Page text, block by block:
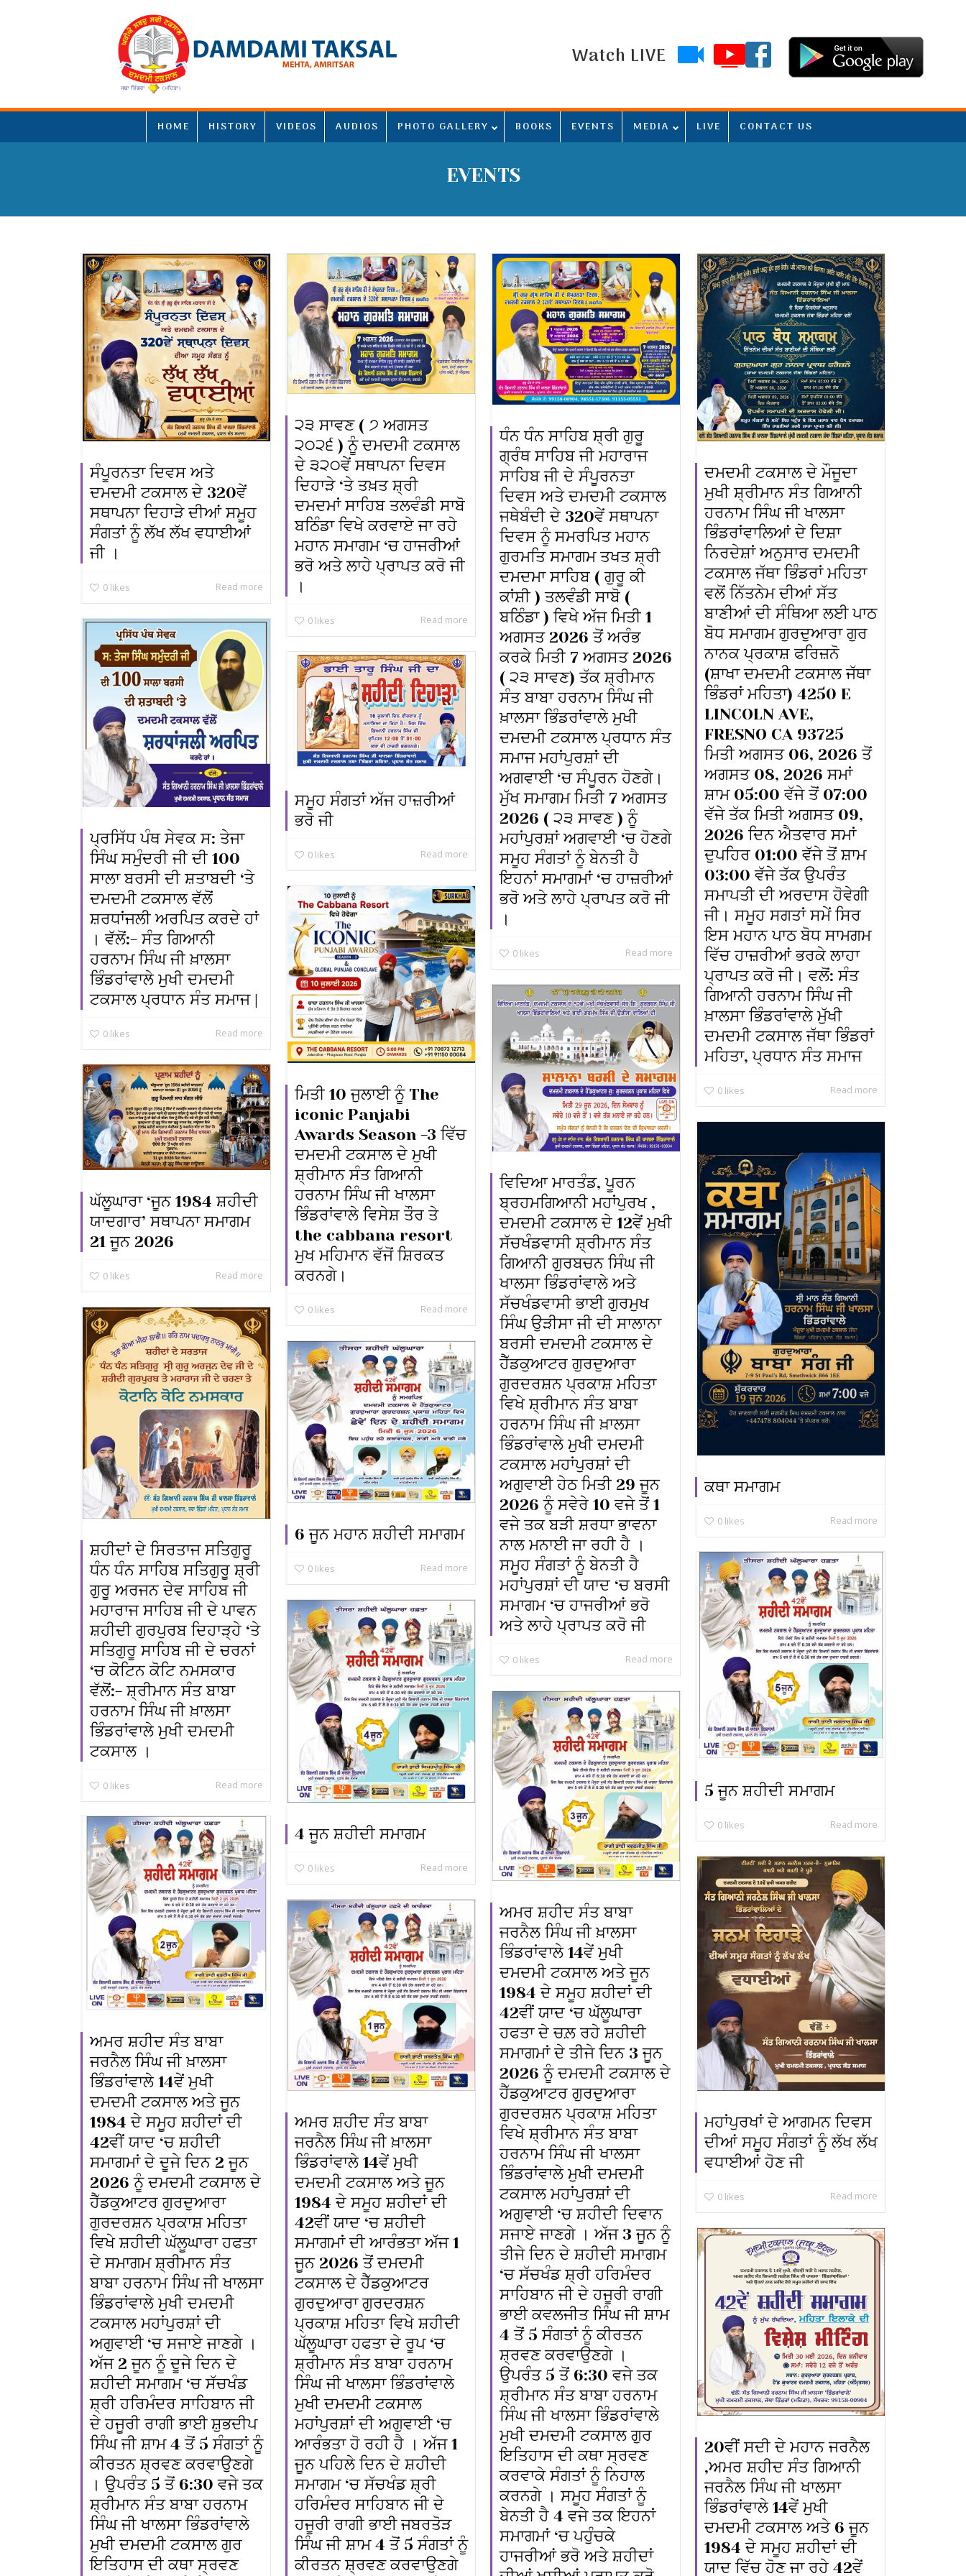
Watch LIVE
HOME HISTORY VIDEOS AUDIOS PHOTO GALLERY BOOKS EVENTS MEDIA LIVE CONTACT US
EVENTS
ਸੰਪੂਰਨਤਾ ਦਿਵਸ ਅਤੇ
ਦਮਦਮੀ ਟਕਸਾਲ ਦੇ 320ਵੇਂ
ਸਥਾਪਨਾ ਦਿਹਾੜੇ ਦੀਆਂ ਸਮੂਹ
ਸੰਗਤਾਂ ਨੂੰ ਲੱਖ ਲੱਖ ਵਧਾਈਆਂ
ਜੀ ।
0 likes Read more
੨੩ ਸਾਵਣ ( ੭ ਅਗਸਤ
੨੦੨੬ ) ਨੂੰ ਦਮਦਮੀ ਟਕਸਾਲ
ਦੇ ੩੨੦ਵੇਂ ਸਥਾਪਨਾ ਦਿਵਸ
ਦਿਹਾੜੇ ‘ਤੇ ਤਖ਼ਤ ਸ਼੍ਰੀ
ਦਮਦਮਾਂ ਸਾਹਿਬ ਤਲਵੰਡੀ ਸਾਬੋ
ਬਠਿੰਡਾ ਵਿਖੇ ਕਰਵਾਏ ਜਾ ਰਹੇ
ਮਹਾਨ ਸਮਾਗਮ ‘ਚ ਹਾਜਰੀਆਂ
ਭਰੋ ਅਤੇ ਲਾਹੇ ਪ੍ਰਾਪਤ ਕਰੋ ਜੀ
।
0 likes Read more
ਧੰਨ ਧੰਨ ਸਾਹਿਬ ਸ਼੍ਰੀ ਗੁਰੂ
ਗ੍ਰੰਥ ਸਾਹਿਬ ਜੀ ਮਹਾਰਾਜ
ਸਾਹਿਬ ਜੀ ਦੇ ਸੰਪੂਰਨਤਾ
ਦਿਵਸ ਅਤੇ ਦਮਦਮੀ ਟਕਸਾਲ
ਜਥੇਬੰਦੀ ਦੇ 320ਵੇਂ ਸਥਾਪਨਾ
ਦਿਵਸ ਨੂੰ ਸਮਰਪਿਤ ਮਹਾਨ
ਗੁਰਮਤਿ ਸਮਾਗਮ ਤਖਤ ਸ਼੍ਰੀ
ਦਮਦਮਾ ਸਾਹਿਬ ( ਗੁਰੂ ਕੀ
ਕਾਂਸ਼ੀ ) ਤਲਵੰਡੀ ਸਾਬੋ (
ਬਠਿੰਡਾ ) ਵਿਖੇ ਅੱਜ ਮਿਤੀ 1
ਅਗਸਤ 2026 ਤੋਂ ਅਰੰਭ
ਕਰਕੇ ਮਿਤੀ 7 ਅਗਸਤ 2026
( ੨੩ ਸਾਵਣ) ਤੱਕ ਸ਼੍ਰੀਮਾਨ
ਸੰਤ ਬਾਬਾ ਹਰਨਾਮ ਸਿੰਘ ਜੀ
ਖ਼ਾਲਸਾ ਭਿੰਡਰਾਂਵਾਲੇ ਮੁਖੀ
ਦਮਦਮੀ ਟਕਸਾਲ ਪ੍ਰਧਾਨ ਸੰਤ
ਸਮਾਜ ਮਹਾਂਪੁਰਸ਼ਾਂ ਦੀ
ਅਗਵਾਈ ‘ਚ ਸੰਪੂਰਨ ਹੋਣਗੇ।
ਮੁੱਖ ਸਮਾਗਮ ਮਿਤੀ 7 ਅਗਸਤ
2026 ( ੨੩ ਸਾਵਣ ) ਨੂੰ
ਮਹਾਂਪੁਰਸ਼ਾਂ ਅਗਵਾਈ ‘ਚ ਹੋਣਗੇ
ਸਮੂਹ ਸੰਗਤਾਂ ਨੂੰ ਬੇਨਤੀ ਹੈ
ਇਹਨਾਂ ਸਮਾਗਮਾਂ ‘ਚ ਹਾਜ਼ਰੀਆਂ
ਭਰੋ ਅਤੇ ਲਾਹੇ ਪ੍ਰਾਪਤ ਕਰੋ ਜੀ
।
0 likes Read more
ਦਮਦਮੀ ਟਕਸਾਲ ਦੇ ਮੌਜੂਦਾ
ਮੁਖੀ ਸ਼੍ਰੀਮਾਨ ਸੰਤ ਗਿਆਨੀ
ਹਰਨਾਮ ਸਿੰਘ ਜੀ ਖਾਲਸਾ
ਭਿੰਡਰਾਂਵਾਲਿਆਂ ਦੇ ਦਿਸ਼ਾ
ਨਿਰਦੇਸ਼ਾਂ ਅਨੁਸਾਰ ਦਮਦਮੀ
ਟਕਸਾਲ ਜੱਥਾ ਭਿੰਡਰਾਂ ਮਹਿਤਾ
ਵਲੋਂ ਨਿੱਤਨੇਮ ਦੀਆਂ ਸੱਤ
ਬਾਣੀਆਂ ਦੀ ਸੰਥਿਆ ਲਈ ਪਾਠ
ਬੋਧ ਸਮਾਗਮ ਗੁਰਦੁਆਰਾ ਗੁਰ
ਨਾਨਕ ਪ੍ਰਕਾਸ਼ ਫਰਿਜ਼ਨੋ
(ਸ਼ਾਖਾ ਦਮਦਮੀ ਟਕਸਾਲ ਜੱਥਾ
ਭਿੰਡਰਾਂ ਮਹਿਤਾ) 4250 E
LINCOLN AVE,
FRESNO CA 93725
ਮਿਤੀ ਅਗਸਤ 06, 2026 ਤੋਂ
ਅਗਸਤ 08, 2026 ਸਮਾਂ
ਸ਼ਾਮ 05:00 ਵੱਜੇ ਤੋਂ 07:00
ਵੱਜੇ ਤੱਕ ਮਿਤੀ ਅਗਸਤ 09,
2026 ਦਿਨ ਐਤਵਾਰ ਸਮਾਂ
ਦੁਪਹਿਰ 01:00 ਵੱਜੇ ਤੋਂ ਸ਼ਾਮ
03:00 ਵੱਜੇ ਤੱਕ ਉਪਰੰਤ
ਸਮਾਪਤੀ ਦੀ ਅਰਦਾਸ ਹੋਵੇਗੀ
ਜੀ। ਸਮੂਹ ਸਗਤਾਂ ਸਮੇਂ ਸਿਰ
ਇਸ ਮਹਾਨ ਪਾਠ ਬੋਧ ਸਾਮਗਮ
ਵਿੱਚ ਹਾਜ਼ਰੀਆਂ ਭਰਕੇ ਲਾਹਾ
ਪ੍ਰਾਪਤ ਕਰੋ ਜੀ। ਵਲੋਂ: ਸੰਤ
ਗਿਆਨੀ ਹਰਨਾਮ ਸਿੰਘ ਜੀ
ਖ਼ਾਲਸਾ ਭਿੰਡਰਾਂਵਾਲੇ ਮੁੱਖੀ
ਦਮਦਮੀ ਟਕਸਾਲ ਜੱਥਾ ਭਿੰਡਰਾਂ
ਮਹਿਤਾ, ਪ੍ਰਧਾਨ ਸੰਤ ਸਮਾਜ
0 likes Read more
ਪ੍ਰਸਿੱਧ ਪੰਥ ਸੇਵਕ ਸ: ਤੇਜਾ
ਸਿੰਘ ਸਮੁੰਦਰੀ ਜੀ ਦੀ 100
ਸਾਲਾ ਬਰਸੀ ਦੀ ਸ਼ਤਾਬਦੀ ‘ਤੇ
ਦਮਦਮੀ ਟਕਸਾਲ ਵੱਲੋਂ
ਸ਼ਰਧਾਂਜਲੀ ਅਰਪਿਤ ਕਰਦੇ ਹਾਂ
। ਵੱਲੋਂ:- ਸੰਤ ਗਿਆਨੀ
ਹਰਨਾਮ ਸਿੰਘ ਜੀ ਖ਼ਾਲਸਾ
ਭਿੰਡਰਾਂਵਾਲੇ ਮੁਖੀ ਦਮਦਮੀ
ਟਕਸਾਲ ਪ੍ਰਧਾਨ ਸੰਤ ਸਮਾਜ |
0 likes Read more
ਸਮੂਹ ਸੰਗਤਾਂ ਅੱਜ ਹਾਜ਼ਰੀਆਂ
ਭਰੋ ਜੀ
0 likes Read more
ਮਿਤੀ 10 ਜੁਲਾਈ ਨੂੰ The
iconic Panjabi
Awards Season -3 ਵਿੱਚ
ਦਮਦਮੀ ਟਕਸਾਲ ਦੇ ਮੁਖੀ
ਸ਼੍ਰੀਮਾਨ ਸੰਤ ਗਿਆਨੀ
ਹਰਨਾਮ ਸਿੰਘ ਜੀ ਖਾਲਸਾ
ਭਿੰਡਰਾਂਵਾਲੇ ਵਿਸੇਸ਼ ਤੌਰ ਤੇ
the cabbana resort
ਮੁਖ ਮਹਿਮਾਨ ਵੱਜੋਂ ਸ਼ਿਰਕਤ
ਕਰਨਗੇ।
0 likes Read more
ਵਿਦਿਆ ਮਾਰਤੰਡ, ਪੂਰਨ
ਬ੍ਰਹਮਗਿਆਨੀ ਮਹਾਂਪੁਰਖ ,
ਦਮਦਮੀ ਟਕਸਾਲ ਦੇ 12ਵੇਂ ਮੁਖੀ
ਸੱਚਖੰਡਵਾਸੀ ਸ਼੍ਰੀਮਾਨ ਸੰਤ
ਗਿਆਨੀ ਗੁਰਬਚਨ ਸਿੰਘ ਜੀ
ਖਾਲਸਾ ਭਿੰਡਰਾਂਵਾਲੇ ਅਤੇ
ਸੱਚਖੰਡਵਾਸੀ ਭਾਈ ਗੁਰਮੁਖ
ਸਿੰਘ ਉੜੀਸਾ ਜੀ ਦੀ ਸਾਲਾਨਾ
ਬਰਸੀ ਦਮਦਮੀ ਟਕਸਾਲ ਦੇ
ਹੈੱਡਕੁਆਟਰ ਗੁਰਦੁਆਰਾ
ਗੁਰਦਰਸ਼ਨ ਪ੍ਰਕਾਸ਼ ਮਹਿਤਾ
ਵਿਖੇ ਸ਼੍ਰੀਮਾਨ ਸੰਤ ਬਾਬਾ
ਹਰਨਾਮ ਸਿੰਘ ਜੀ ਖ਼ਾਲਸਾ
ਭਿੰਡਰਾਂਵਾਲੇ ਮੁਖੀ ਦਮਦਮੀ
ਟਕਸਾਲ ਮਹਾਂਪੁਰਸ਼ਾਂ ਦੀ
ਅਗੁਵਾਈ ਹੇਠ ਮਿਤੀ 29 ਜੂਨ
2026 ਨੂੰ ਸਵੇਰੇ 10 ਵਜੇ ਤੋਂ 1
ਵਜੇ ਤਕ ਬੜੀ ਸ਼ਰਧਾ ਭਾਵਨਾ
ਨਾਲ ਮਨਾਈ ਜਾ ਰਹੀ ਹੈ ।
ਸਮੂਹ ਸੰਗਤਾਂ ਨੂੰ ਬੇਨਤੀ ਹੈ
ਮਹਾਂਪੁਰਸ਼ਾਂ ਦੀ ਯਾਦ ‘ਚ ਬਰਸੀ
ਸਮਾਗਮ ‘ਚ ਹਾਜਰੀਆਂ ਭਰੋ
ਅਤੇ ਲਾਹੇ ਪ੍ਰਾਪਤ ਕਰੋ ਜੀ
0 likes Read more
ਘੱਲੂਘਾਰਾ ‘ਜੂਨ 1984 ਸ਼ਹੀਦੀ
ਯਾਦਗਾਰ’ ਸਥਾਪਨਾ ਸਮਾਗਮ
21 ਜੂਨ 2026
0 likes Read more
ਕਥਾ ਸਮਾਗਮ
0 likes Read more
ਸ਼ਹੀਦਾਂ ਦੇ ਸਿਰਤਾਜ ਸਤਿਗੁਰੂ
ਧੰਨ ਧੰਨ ਸਾਹਿਬ ਸਤਿਗੁਰੂ ਸ਼੍ਰੀ
ਗੁਰੂ ਅਰਜਨ ਦੇਵ ਸਾਹਿਬ ਜੀ
ਮਹਾਰਾਜ ਸਾਹਿਬ ਜੀ ਦੇ ਪਾਵਨ
ਸ਼ਹੀਦੀ ਗੁਰਪੁਰਬ ਦਿਹਾੜ੍ਹੇ ‘ਤੇ
ਸਤਿਗੁਰੂ ਸਾਹਿਬ ਜੀ ਦੇ ਚਰਨਾਂ
‘ਚ ਕੋਟਿਨ ਕੋਟਿ ਨਮਸਕਾਰ
ਵੱਲੋਂ:- ਸ਼੍ਰੀਮਾਨ ਸੰਤ ਬਾਬਾ
ਹਰਨਾਮ ਸਿੰਘ ਜੀ ਖ਼ਾਲਸਾ
ਭਿੰਡਰਾਂਵਾਲੇ ਮੁਖੀ ਦਮਦਮੀ
ਟਕਸਾਲ ।
0 likes Read more
6 ਜੂਨ ਮਹਾਨ ਸ਼ਹੀਦੀ ਸਮਾਗਮ
0 likes Read more
5 ਜੂਨ ਸ਼ਹੀਦੀ ਸਮਾਗਮ
0 likes Read more
4 ਜੂਨ ਸ਼ਹੀਦੀ ਸਮਾਗਮ
0 likes Read more
ਅਮਰ ਸ਼ਹੀਦ ਸੰਤ ਬਾਬਾ
ਜਰਨੈਲ ਸਿੰਘ ਜੀ ਖ਼ਾਲਸਾ
ਭਿੰਡਰਾਂਵਾਲੇ 14ਵੇਂ ਮੁਖੀ
ਦਮਦਮੀ ਟਕਸਾਲ ਅਤੇ ਜੂਨ
1984 ਦੇ ਸਮੂਹ ਸ਼ਹੀਦਾਂ ਦੀ
42ਵੀਂ ਯਾਦ ‘ਚ ਘੱਲੂਘਾਰਾ
ਹਫਤਾ ਦੇ ਚਲ਼ ਰਹੇ ਸ਼ਹੀਦੀ
ਸਮਾਗਮਾਂ ਦੇ ਤੀਜੇ ਦਿਨ 3 ਜੂਨ
2026 ਨੂੰ ਦਮਦਮੀ ਟਕਸਾਲ ਦੇ
ਹੈੱਡਕੁਆਟਰ ਗੁਰਦੁਆਰਾ
ਗੁਰਦਰਸ਼ਨ ਪ੍ਰਕਾਸ਼ ਮਹਿਤਾ
ਵਿਖੇ ਸ਼੍ਰੀਮਾਨ ਸੰਤ ਬਾਬਾ
ਹਰਨਾਮ ਸਿੰਘ ਜੀ ਖਾਲਸਾ
ਭਿੰਡਰਾਂਵਾਲੇ ਮੁਖੀ ਦਮਦਮੀ
ਟਕਸਾਲ ਮਹਾਂਪੁਰਸ਼ਾਂ ਦੀ
ਅਗੁਵਾਈ ‘ਚ ਸ਼ਹੀਦੀ ਦਿਵਾਨ
ਸਜਾਏ ਜਾਣਗੇ । ਅੱਜ 3 ਜੂਨ ਨੂੰ
ਤੀਜੇ ਦਿਨ ਦੇ ਸ਼ਹੀਦੀ ਸਮਾਗਮ
‘ਚ ਸੱਚਖੰਡ ਸ਼੍ਰੀ ਹਰਿਮੰਦਰ
ਸਾਹਿਬਾਨ ਜੀ ਦੇ ਹਜੂਰੀ ਰਾਗੀ
ਭਾਈ ਕਵਲਜੀਤ ਸਿੰਘ ਜੀ ਸ਼ਾਮ
4 ਤੋਂ 5 ਸੰਗਤਾਂ ਨੂੰ ਕੀਰਤਨ
ਸ਼੍ਰਵਣ ਕਰਵਾਉਣਗੇ ।
ਉਪਰੰਤ 5 ਤੋਂ 6:30 ਵਜੇ ਤਕ
ਸ਼੍ਰੀਮਾਨ ਸੰਤ ਬਾਬਾ ਹਰਨਾਮ
ਸਿੰਘ ਜੀ ਖਾਲਸਾ ਭਿੰਡਰਾਂਵਾਲੇ
ਮੁਖੀ ਦਮਦਮੀ ਟਕਸਾਲ ਗੁਰ
ਇਤਿਹਾਸ ਦੀ ਕਥਾ ਸ੍ਰਵਣ
ਕਰਵਾਕੇ ਸੰਗਤਾਂ ਨੂੰ ਨਿਹਾਲ
ਕਰਨਗੇ । ਸਮੂਹ ਸੰਗਤਾਂ ਨੂੰ
ਬੇਨਤੀ ਹੈ 4 ਵਜੇ ਤਕ ਇਹਨਾਂ
ਸਮਾਗਮਾਂ ‘ਚ ਪਹੁੰਚਕੇ
ਹਾਜਰੀਆਂ ਭਰੋ ਅਤੇ ਸ਼ਹੀਦਾਂ
ਅਮਰ ਸ਼ਹੀਦ ਸੰਤ ਬਾਬਾ
ਜਰਨੈਲ ਸਿੰਘ ਜੀ ਖ਼ਾਲਸਾ
ਭਿੰਡਰਾਂਵਾਲੇ 14ਵੇਂ ਮੁਖੀ
ਦਮਦਮੀ ਟਕਸਾਲ ਅਤੇ ਜੂਨ
1984 ਦੇ ਸਮੂਹ ਸ਼ਹੀਦਾਂ ਦੀ
42ਵੀਂ ਯਾਦ ‘ਚ ਸ਼ਹੀਦੀ
ਸਮਾਗਮਾਂ ਦੇ ਦੂਜੇ ਦਿਨ 2 ਜੂਨ
2026 ਨੂੰ ਦਮਦਮੀ ਟਕਸਾਲ ਦੇ
ਹੈੱਡਕੁਆਟਰ ਗੁਰਦੁਆਰਾ
ਗੁਰਦਰਸ਼ਨ ਪ੍ਰਕਾਸ਼ ਮਹਿਤਾ
ਵਿਖੇ ਸ਼ਹੀਦੀ ਘੱਲੂਘਾਰਾ ਹਫਤਾ
ਦੇ ਸਮਾਗਮ ਸ਼੍ਰੀਮਾਨ ਸੰਤ
ਬਾਬਾ ਹਰਨਾਮ ਸਿੰਘ ਜੀ ਖਾਲਸਾ
ਭਿੰਡਰਾਂਵਾਲੇ ਮੁਖੀ ਦਮਦਮੀ
ਟਕਸਾਲ ਮਹਾਂਪੁਰਸ਼ਾਂ ਦੀ
ਅਗੁਵਾਈ ‘ਚ ਸਜਾਏ ਜਾਣਗੇ ।
ਅੱਜ 2 ਜੂਨ ਨੂੰ ਦੂਜੇ ਦਿਨ ਦੇ
ਸ਼ਹੀਦੀ ਸਮਾਗਮ ‘ਚ ਸੱਚਖੰਡ
ਸ਼੍ਰੀ ਹਰਿਮੰਦਰ ਸਾਹਿਬਾਨ ਜੀ
ਦੇ ਹਜੂਰੀ ਰਾਗੀ ਭਾਈ ਸ਼ੁਭਦੀਪ
ਸਿੰਘ ਜੀ ਸ਼ਾਮ 4 ਤੋਂ 5 ਸੰਗਤਾਂ ਨੂੰ
ਕੀਰਤਨ ਸ਼੍ਰਵਣ ਕਰਵਾਉਣਗੇ
। ਉਪਰੰਤ 5 ਤੋਂ 6:30 ਵਜੇ ਤਕ
ਸ਼੍ਰੀਮਾਨ ਸੰਤ ਬਾਬਾ ਹਰਨਾਮ
ਸਿੰਘ ਜੀ ਖਾਲਸਾ ਭਿੰਡਰਾਂਵਾਲੇ
ਮੁਖੀ ਦਮਦਮੀ ਟਕਸਾਲ ਗੁਰ
ਇਤਿਹਾਸ ਦੀ ਕਥਾ ਸ੍ਰਵਣ
ਮਹਾਂਪੁਰਖਾਂ ਦੇ ਆਗਮਨ ਦਿਵਸ
ਦੀਆਂ ਸਮੂਹ ਸੰਗਤਾਂ ਨੂੰ ਲੱਖ ਲੱਖ
ਵਧਾਈਆਂ ਹੋਣ ਜੀ
0 likes Read more
ਅਮਰ ਸ਼ਹੀਦ ਸੰਤ ਬਾਬਾ
ਜਰਨੈਲ ਸਿੰਘ ਜੀ ਖ਼ਾਲਸਾ
ਭਿੰਡਰਾਂਵਾਲੇ 14ਵੇਂ ਮੁਖੀ
ਦਮਦਮੀ ਟਕਸਾਲ ਅਤੇ ਜੂਨ
1984 ਦੇ ਸਮੂਹ ਸ਼ਹੀਦਾਂ ਦੀ
42ਵੀਂ ਯਾਦ ‘ਚ ਸ਼ਹੀਦੀ
ਸਮਾਗਮਾਂ ਦੀ ਆਰੰਭਤਾ ਅੱਜ 1
ਜੂਨ 2026 ਤੋਂ ਦਮਦਮੀ
ਟਕਸਾਲ ਦੇ ਹੈੱਡਕੁਆਟਰ
ਗੁਰਦੁਆਰਾ ਗੁਰਦਰਸ਼ਨ
ਪ੍ਰਕਾਸ਼ ਮਹਿਤਾ ਵਿਖੇ ਸ਼ਹੀਦੀ
ਘੱਲੂਘਾਰਾ ਹਫਤਾ ਦੇ ਰੂਪ ‘ਚ
ਸ਼੍ਰੀਮਾਨ ਸੰਤ ਬਾਬਾ ਹਰਨਾਮ
ਸਿੰਘ ਜੀ ਖਾਲਸਾ ਭਿੰਡਰਾਂਵਾਲੇ
ਮੁਖੀ ਦਮਦਮੀ ਟਕਸਾਲ
ਮਹਾਂਪੁਰਸ਼ਾਂ ਦੀ ਅਗੁਵਾਈ ‘ਚ
ਆਰੰਭਤਾ ਹੋ ਰਹੀ ਹੈ । ਅੱਜ 1
ਜੂਨ ਪਹਿਲੇ ਦਿਨ ਦੇ ਸ਼ਹੀਦੀ
ਸਮਾਗਮ ‘ਚ ਸੱਚਖੰਡ ਸ਼੍ਰੀ
ਹਰਿਮੰਦਰ ਸਾਹਿਬਾਨ ਜੀ ਦੇ
ਹਜੂਰੀ ਰਾਗੀ ਭਾਈ ਜਬਰਤੋੜ
ਸਿੰਘ ਜੀ ਸ਼ਾਮ 4 ਤੋਂ 5 ਸੰਗਤਾਂ ਨੂੰ
ਕੀਰਤਨ ਸ਼੍ਰਵਣ ਕਰਵਾਉਣਗੇ
20ਵੀਂ ਸਦੀ ਦੇ ਮਹਾਨ ਜਰਨੈਲ
,ਅਮਰ ਸ਼ਹੀਦ ਸੰਤ ਗਿਆਨੀ
ਜਰਨੈਲ ਸਿੰਘ ਜੀ ਖਾਲਸਾ
ਭਿੰਡਰਾਂਵਾਲੇ 14ਵੇਂ ਮੁਖੀ
ਦਮਦਮੀ ਟਕਸਾਲ ਅਤੇ 6 ਜੂਨ
1984 ਦੇ ਸਮੂਹ ਸ਼ਹੀਦਾਂ ਦੀ
ਯਾਦ ਵਿੱਚ ਹੋਣ ਜਾ ਰਹੇ 42ਵੇਂ